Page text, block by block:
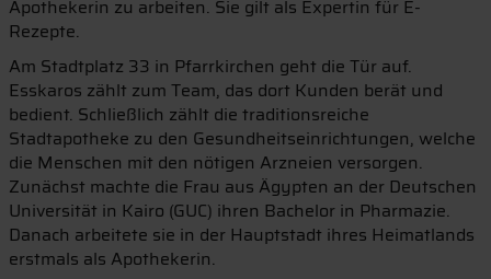
Apothekerin zu arbeiten. Sie gilt als Expertin für E-
Rezepte.
Am Stadtplatz 33 in Pfarrkirchen geht die Tür auf.
Esskaros zählt zum Team, das dort Kunden berät und
bedient. Schließlich zählt die traditionsreiche
Stadtapotheke zu den Gesundheitseinrichtungen, welche
die Menschen mit den nötigen Arzneien versorgen.
Zunächst machte die Frau aus Ägypten an der Deutschen
Universität in Kairo (GUC) ihren Bachelor in Pharmazie.
Danach arbeitete sie in der Hauptstadt ihres Heimatlands
erstmals als Apothekerin.